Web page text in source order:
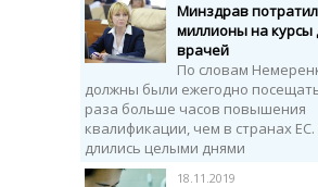
Минздрав потратил
миллионы на курсы
врачей
По словам
должны были ежегодно
раза больше часов повышения
квалификации, чем в странах
длились целыми днями
18.11.2019